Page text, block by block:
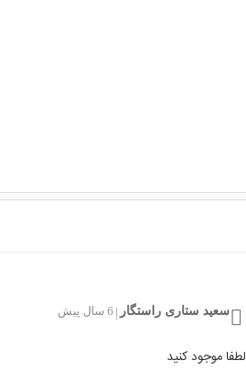
سعید ستاری راستگار | 6 سال پیش
لطفا موجود کنید